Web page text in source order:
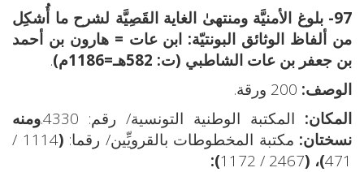
97- بلوغ الأمنيَّة ومنتهىٰ الغاية القَصِيَّة لشرح ما أُشكِل
من ألفاظ الوثائق البونتيّة: ابن عات = هارون بن أحمد
بن جعفر بن عات الشاطبي (ت: 582هـ=1186م)
.
الوصف:
المكان: المكتبة الوطنية التونسية/ رقم: 4330.
ومنه
نسختان: مكتبة المخطوطات بالقرويِّين/ رقما: (
1114 /
471)، (2467 / 1172
):